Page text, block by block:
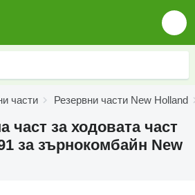
части Резервни части New Holland
част за ходовата част
за зърнокомбайн New